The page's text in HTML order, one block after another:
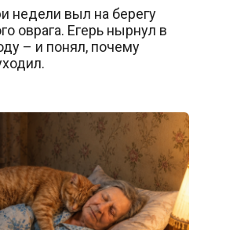
недели выл на берегу
оврага. Егерь нырнул в
– и понял, почему